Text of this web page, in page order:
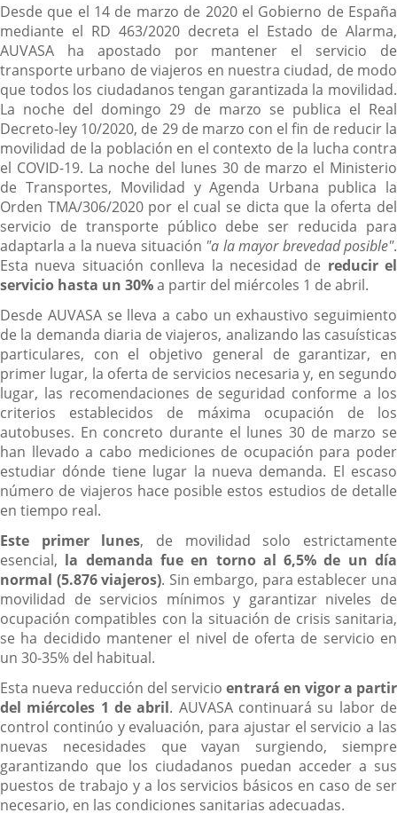
Desde que el 14 de marzo de 2020 el Gobierno de España
mediante el RD 463/2020 decreta el Estado de Alarma,
AUVASA ha apostado por mantener el servicio de
transporte urbano de viajeros en nuestra ciudad, de modo
que todos los ciudadanos tengan garantizada la movilidad.
La noche del domingo 29 de marzo se publica el Real
Decreto-ley 10/2020, de 29 de marzo con el fin de reducir la
movilidad de la población en el contexto de la lucha contra
el COVID-19. La noche del lunes 30 de marzo el Ministerio
de Transportes, Movilidad y Agenda Urbana publica la
Orden TMA/306/2020 por el cual se dicta que la oferta del
servicio de transporte público debe ser reducida para
adaptarla a la nueva situación "a la mayor brevedad posible".
Esta nueva situación conlleva la necesidad de reducir el
servicio hasta un 30%a partir del miércoles 1 de abril.
Desde AUVASA se lleva a cabo un exhaustivo seguimiento
de la demanda diaria de viajeros, analizando las casuísticas
particulares, con el objetivo general de garantizar, en
primer lugar, la oferta de servicios necesaria y, en segundo
lugar, las recomendaciones de seguridad conforme a los
criterios establecidos de máxima ocupación de los
autobuses. En concreto durante el lunes 30 de marzo se
han llevado a cabo mediciones de ocupación para poder
estudiar dónde tiene lugar la nueva demanda. El escaso
número de viajeros hace posible estos estudios de detalle
en tiempo real.
Este primer lunes, de movilidad solo estrictamente
esencial, la demanda fue en torno al 6,5% de un día
normal (5.876 viajeros). Sin embargo, para establecer una
movilidad de servicios mínimos y garantizar niveles de
ocupación compatibles con la situación de crisis sanitaria,
se ha decidido mantener el nivel de oferta de servicio en
un 30-35% del habitual.
Esta nueva reducción del servicio entrará en vigor a partir
del miércoles 1 de abril. AUVASA continuará su labor de
control continúo y evaluación, para ajustar el servicio a las
nuevas necesidades que vayan surgiendo, siempre
garantizando que los ciudadanos puedan acceder a sus
puestos de trabajo y a los servicios básicos en caso de ser
necesario, en las condiciones sanitarias adecuadas.